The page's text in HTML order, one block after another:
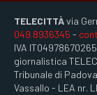
TELECITTÀvia
049.8936345 -
IVA
giornalistica
Tribunale di
Vassallo - LEA nr.